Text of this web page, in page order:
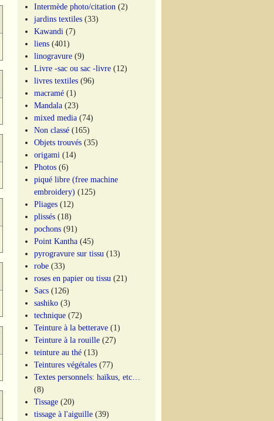
Intermède photo/citation (2)
jardins textiles (33)
Kawandi (7)
liens (401)
linogravure (9)
Livre -sac ou sac -livre (12)
livres textiles (96)
macramé (1)
Mandala (23)
mixed media (74)
Non classé (165)
Objets trouvés (35)
origami (14)
Photos (6)
piqué libre (free machine
embroidery) (125)
Pliages (12)
plissés (18)
pochons (91)
Point Kantha (45)
pyrogravure sur tissu (13)
robe (33)
roses en papier ou tissu (21)
Sacs (126)
sashiko (3)
technique (72)
Teinture à la betterave (1)
Teinture à la rouille (27)
teinture au thé (13)
Teintures végétales (77)
Textes personnels: haïkus, etc…
(8)
Tissage (20)
tissage à l'aiguille (39)